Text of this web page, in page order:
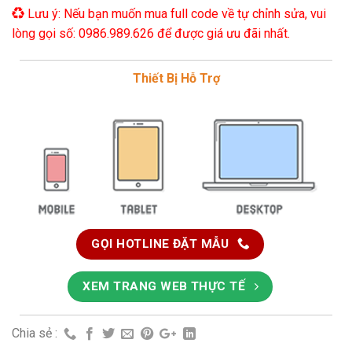
Lưu ý: Nếu bạn muốn mua full code về tự chỉnh sửa, vui
lòng gọi số: 0986.989.626 để được giá ưu đãi nhất.
Thiết Bị Hỗ Trợ
GỌI HOTLINE ĐẶT MẪU
XEM TRANG WEB THỰC TẾ
Chia sẻ :